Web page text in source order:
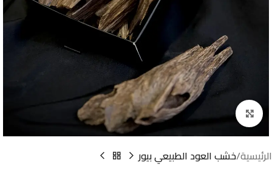
Click to enlarge
الرئيسية خشب العود الطبيعي بيور